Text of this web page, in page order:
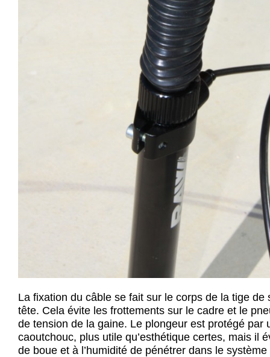
La fixation du câble se fait sur le corps de la tige de
tête. Cela évite les frottements sur le cadre et le
de tension de la gaine. Le plongeur est protégé par
caoutchouc, plus utile qu’esthétique certes, mais il
de boue et à l’humidité de pénétrer dans le